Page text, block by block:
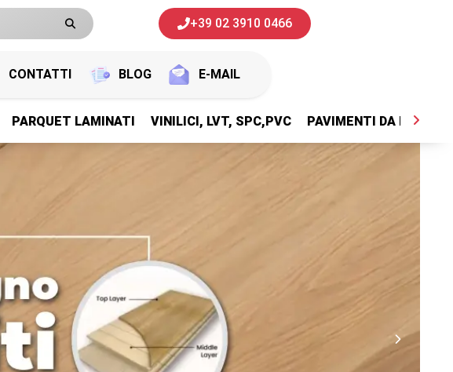
+39 02 3910 0466
CONTATTI BLOG E-MAIL
PREFINITI
PARQUET LAMINATI VINILICI, LVT, SPC,PVC PAVIMENTI DA ESTERNI
PREFINITI